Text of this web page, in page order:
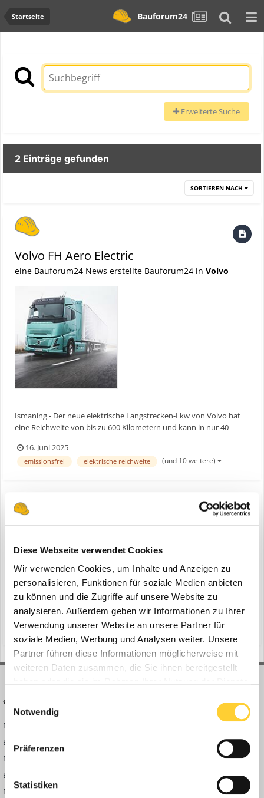
Diese Webseite verwendet Cookies
Wir verwenden Cookies, um Inhalte und Anzeigen zu
personalisieren, Funktionen für soziale Medien anbieten
zu können und die Zugriffe auf unsere Website zu
analysieren. Außerdem geben wir Informationen zu Ihrer
Verwendung unserer Website an unsere Partner für
soziale Medien, Werbung und Analysen weiter. Unsere
Partner führen diese Informationen möglicherweise mit
weiteren Daten zusammen, die Sie ihnen bereitgestellt
Einwilligungsauswahl
Notwendig
Präferenzen
Statistiken
Startseite Bauforum24
Erweiterte Suche
2 Einträge gefunden
SORTIEREN NACH
Volvo FH Aero Electric
eine Bauforum24 News erstellte Bauforum24 in Volvo
Ismaning - Der neue elektrische Langstrecken-Lkw von Volvo hat
eine Reichweite von bis zu 600 Kilometern und kann in nur 40
sein neues elektrisches Flaggschiff, das den Fernverkehr
revolutionieren könnte. Bauforum24 Artikel (24.04.20...
16. Juni 2025
emissionsfrei elektrische reichweite (und 10 weitere)
ein Thema erstellte Bauforum24 inNews aus der
Ismaning - Der neue elektrische Langstrecken-Lkw von Volvo hat
eine Reichweite von bis zu 600 Kilometern und kann in nur 40
Minuten aufgeladen werden. Volvo Trucks präsentiert erstmals
sein neues elektrisches Flaggschiff, das den Fernverkehr
revolutionieren könnte. Bauforum24 Artikel (24.04.20...
16. Juni 2025
emissionsfrei elektrische reichweite (und 10 weitere)
Bauforum24 News
Bauforum24 TV
BF24 Mediathek
BF24 Fotostrecken
Bauforum Shop